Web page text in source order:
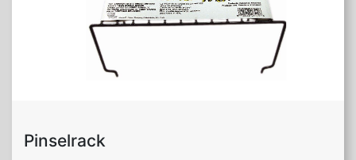
Pinselrack